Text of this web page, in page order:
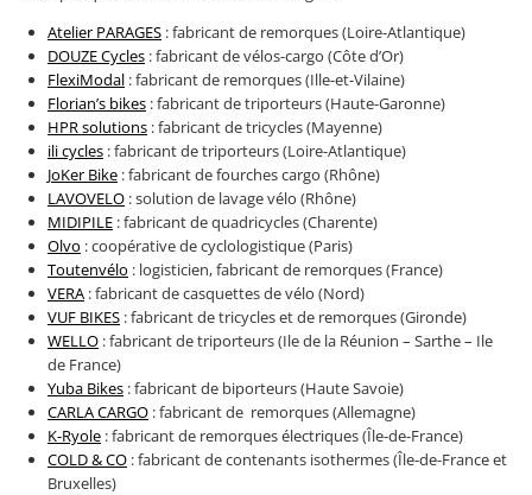
Atelier PARAGES : fabricant de remorques (Loire-Atlantique)
DOUZE Cycles : fabricant de vélos-cargo (Côte d’Or)
FlexiModal : fabricant de remorques (Ille-et-Vilaine)
Florian’s bikes : fabricant de triporteurs (Haute-Garonne)
HPR solutions : fabricant de tricycles (Mayenne)
ili cycles : fabricant de triporteurs (Loire-Atlantique)
JoKer Bike : fabricant de fourches cargo (Rhône)
LAVOVELO : solution de lavage vélo (Rhône)
MIDIPILE : fabricant de quadricycles (Charente)
Olvo : coopérative de cyclologistique (Paris)
Toutenvélo : logisticien, fabricant de remorques (France)
VERA : fabricant de casquettes de vélo (Nord)
VUF BIKES : fabricant de tricycles et de remorques (Gironde)
WELLO : fabricant de triporteurs (Ile de la Réunion – Sarthe – Ile
de France)
Yuba Bikes : fabricant de biporteurs (Haute Savoie)
CARLA CARGO : fabricant de remorques (Allemagne)
K-Ryole : fabricant de remorques électriques (Île-de-France)
COLD & CO : fabricant de contenants isothermes (Île-de-France et
Bruxelles)